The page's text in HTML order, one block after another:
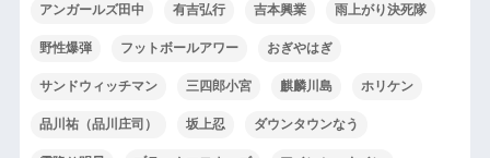
アンガールズ田中 有吉弘行 吉本興業 雨上がり決死隊
野性爆弾 フットボールアワー おぎやはぎ
サンドウィッチマン 三四郎小宮 麒麟川島 ホリケン
品川祐（品川庄司） 坂上忍 ダウンタウンなう